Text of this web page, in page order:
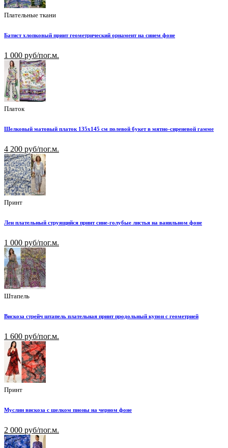
Плательные ткани
Батист хлопковый принт геометрический орнамент на синем фоне
1 000 руб/пог.м.
Платок
Шелковый матовый платок 135х145 см полевой букет в мятно-сиреневой гамме
4 200 руб/пог.м.
Принт
Лен плательный струящийся принт сине-голубые листья на ванильном фоне
1 000 руб/пог.м.
Штапель
Вискоза стрейч штапель плательная принт продольный купон с геометрией
1 600 руб/пог.м.
Принт
Муслин вискоза с шелком пионы на черном фоне
2 000 руб/пог.м.